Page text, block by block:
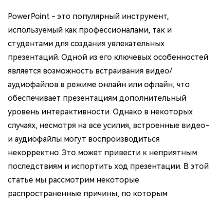
PowerPoint - это популярный инструмент,
используемый как профессионалами, так и
студентами для создания увлекательных
презентаций. Одной из его ключевых особенностей
является возможность встраивания видео/
аудиофайлов в режиме онлайн или офлайн, что
обеспечивает презентациям дополнительный
уровень интерактивности. Однако в некоторых
случаях, несмотря на все усилия, встроенные видео-
и аудиофайлы могут воспроизводиться
некорректно. Это может привести к неприятным
последствиям и испортить ход презентации. В этой
статье мы рассмотрим некоторые
распространенные причины, по которым